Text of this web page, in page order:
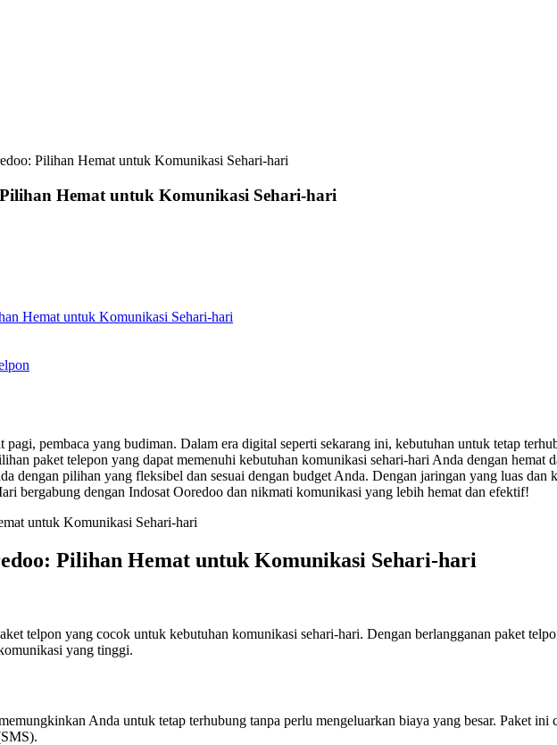
Pilihan Hemat untuk Komunikasi Sehari-hari
Hemat untuk Komunikasi Sehari-hari
Hemat untuk Komunikasi Sehari-hari
pagi, pembaca yang budiman. Dalam era digital seperti sekarang ini, kebutuhan untuk tetap
paket telepon yang dapat memenuhi kebutuhan komunikasi sehari-hari Anda dengan
dengan pilihan yang fleksibel dan sesuai dengan budget Anda. Dengan jaringan yang luas
bergabung dengan Indosat Ooredoo dan nikmati komunikasi yang lebih hemat dan efektif!
untuk Komunikasi Sehari-hari
Pilihan Hemat untuk Komunikasi Sehari-hari
telpon yang cocok untuk kebutuhan komunikasi sehari-hari. Dengan berlangganan paket
yang tinggi.
Anda untuk tetap terhubung tanpa perlu mengeluarkan biaya yang besar. Paket